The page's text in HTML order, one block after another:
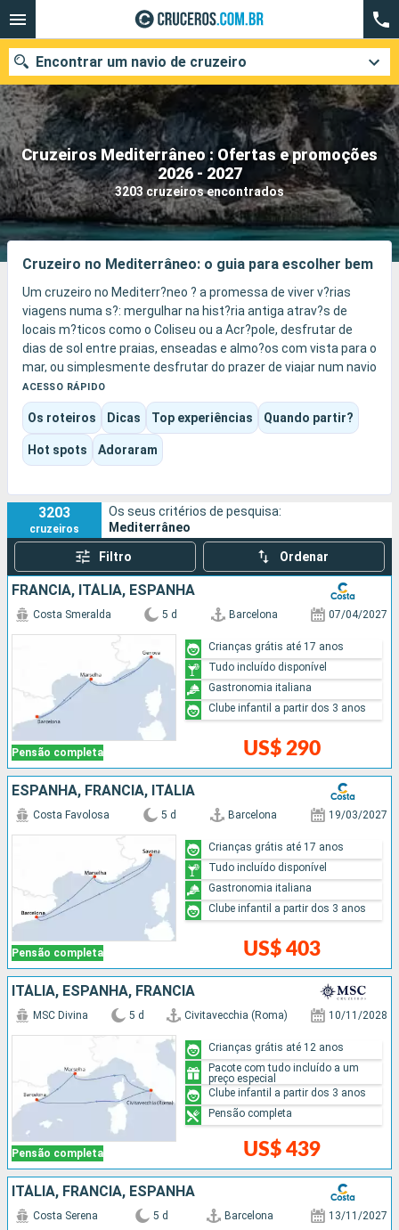
Cruzeiros Mediterrâneo : Ofertas e promoções
2026 - 2027
3203 cruzeiros encontrados
Encontrar um navio de cruzeiro
Quando ir?
Data de partida
Cidades Companhias
Pesquisar
Cruzeiro no Mediterrâneo: o guia para escolher bem
Um cruzeiro no Mediterr?neo ? a promessa de viver v?rias
viagens numa s?: mergulhar na hist?ria antiga atrav?s de
locais m?ticos como o Coliseu ou a Acr?pole, desfrutar de
dias de sol entre praias, enseadas e almo?os com vista para o
mar, ou simplesmente desfrutar do prazer de viajar num navio
pensado para toda a fam?lia.
Consoante o itiner?rio e o navio escolhidos, a experi?ncia pode
ser cultural, gastron?mica, balnear ou decididamente
orientada para o entretenimento. Piscinas, espet?culos,
anima??o, momentos de descanso ou visitas a grandes
ACESSO RÁPIDO
Os roteiros Dicas Top experiências Quando partir?
Hot spots Adoraram
3203
cruzeiros
Os seus critérios de pesquisa:
Mediterrâneo
Filtro Ordenar
FRANCIA, ITÁLIA, ESPANHA
Pensão completa
Costa Smeralda 5 d Barcelona 07/04/2027
US$ 290
Crianças grátis até 17 anos
Tudo incluído disponível
Gastronomia italiana
Clube infantil a partir dos 3 anos
ESPANHA, FRANCIA, ITÁLIA
Pensão completa
Costa Favolosa 5 d Barcelona 19/03/2027
US$ 403
Crianças grátis até 17 anos
Tudo incluído disponível
Gastronomia italiana
Clube infantil a partir dos 3 anos
ITÁLIA, ESPANHA, FRANCIA
Pensão completa
MSC Divina 5 d Civitavecchia (Roma) 10/11/2028
US$ 439
Crianças grátis até 12 anos
Pacote com tudo incluído a um
preço especial
Clube infantil a partir dos 3 anos
Pensão completa
ITÁLIA, FRANCIA, ESPANHA
Costa Serena 5 d Barcelona 13/11/2027